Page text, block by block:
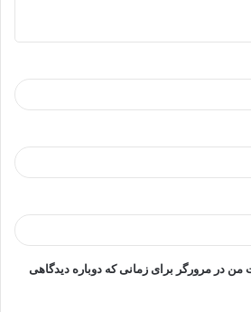
من در مرورگر برای زمانی که دوباره دیدگاهی